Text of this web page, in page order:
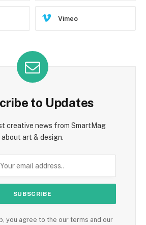
Vimeo
to Updates
creative news from SmartMag
about art & design.
you agree to the our terms and our